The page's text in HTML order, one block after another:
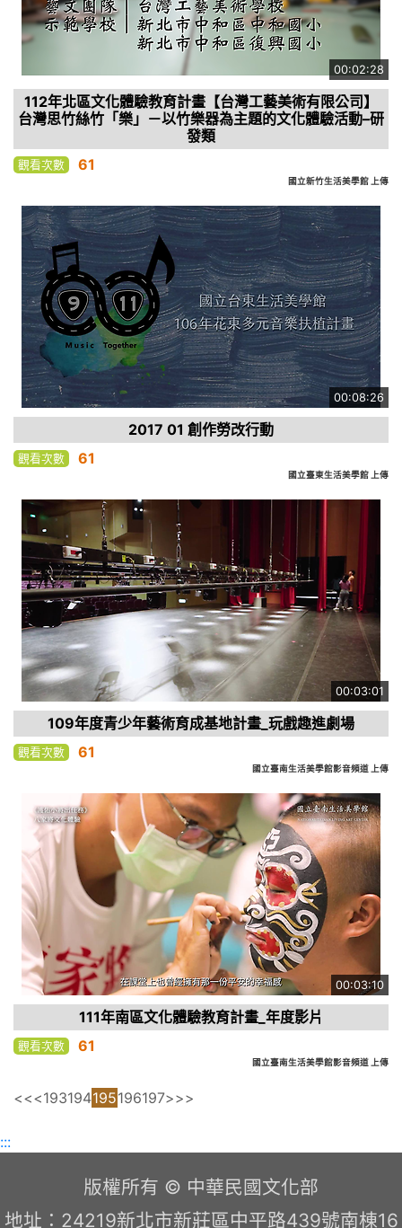
00:02:28
112年北區文化體驗教育計畫【台灣工藝美術有限公司】
台灣思竹絲竹「樂」－以竹樂器為主題的文化體驗活動–研
發類
觀看次數 61
國立新竹生活美學館 上傳
00:08:26
2017 01 創作勞改行動
觀看次數 61
國立臺東生活美學館 上傳
00:03:01
109年度青少年藝術育成基地計畫_玩戲趣進劇場
觀看次數 61
國立臺南生活美學館影音頻道 上傳
00:03:10
111年南區文化體驗教育計畫_年度影片
觀看次數 61
國立臺南生活美學館影音頻道 上傳
<<<193194195196197>>>
:::
版權所有 © 中華民國文化部
地址：24219新北市新莊區中平路439號南棟16